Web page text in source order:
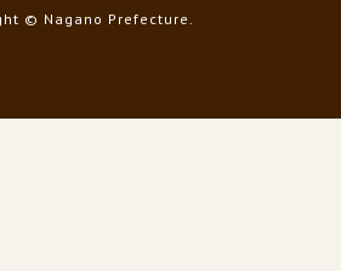
© Nagano Prefecture.